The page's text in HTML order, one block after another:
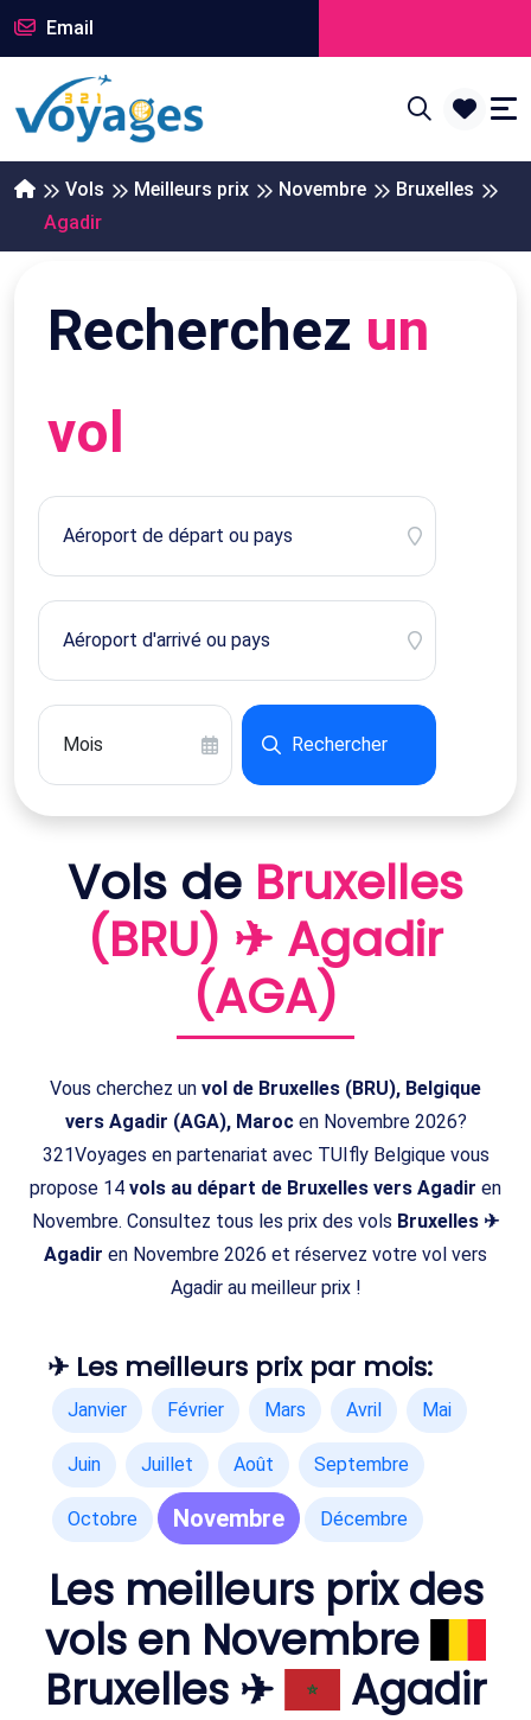
Email
Vols Meilleurs prix Novembre
Bruxelles
Agadir
Recherchez un
vol
Rechercher
Vols de Bruxelles
(BRU) ✈ Agadir
(AGA)
Vous cherchez un vol de Bruxelles (BRU), Belgique
vers Agadir (AGA), Marocen Novembre 2026?
321Voyages en partenariat avec TUIfly Belgique vous
propose 14 vols au départ de Bruxelles vers Agadir en
Novembre. Consultez tous les prix des vols Bruxelles ✈
Agadir en Novembre 2026 et réservez votre vol vers
Agadir au meilleur prix !
✈ Les meilleurs prix par mois:
Janvier Février Mars Avril Mai
Juin Juillet Août Septembre
Octobre Novembre Décembre
Les meilleurs prix des
vols en Novembre
Bruxelles ✈
Agadir